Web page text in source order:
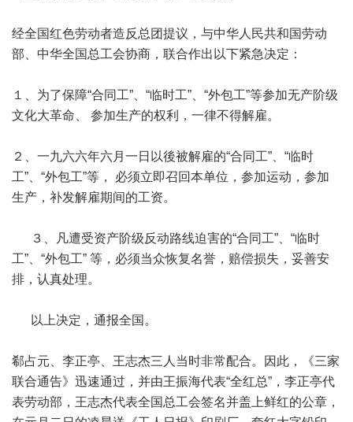
经全国红色劳动者造反总团提议，与中华人民共和国劳动
部、中华全国总工会协商，联合作出以下紧急决定：
１、为了保障“合同工”、“临时工”、“外包工”等参加无产阶级
文化大革命、 参加生产的权利，一律不得解雇。
２、一九六六年六月一日以後被解雇的“合同工”、“临时
工”、“外包工”等， 必须立即召回本单位，参加运动，参加
生产，补发解雇期间的工资。
３、凡遭受资产阶级反动路线迫害的“合同工”、“临时
工”、“外包工” 等，必须当众恢复名誉，赔偿损失，妥善安
排，认真处理。
以上决定，通报全国。
郗占元、李正亭、王志杰三人当时非常配合。因此，《三家
联合通告》迅速通过，并由王振海代表“全红总”，李正亭代
表劳动部，王志杰代表全国总工会签名并盖上鲜红的公章，